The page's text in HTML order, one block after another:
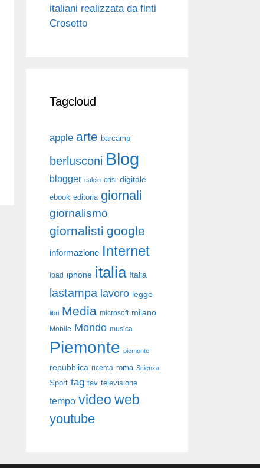
italiani realizzata da finti
Crosetto
Tagcloud
apple arte barcamp
berlusconi Blog
blogger calcio crisi digitale
ebook editoria giornali
giornalismo
giornalisti google
informazione Internet
ipad iphone italia Italia
lastampa lavoro legge
libri Media microsoft milano
Mobile Mondo musica
Piemonte piemonte
repubblica ricerca roma Scienza
Sport tag tav televisione
tempo video web
youtube